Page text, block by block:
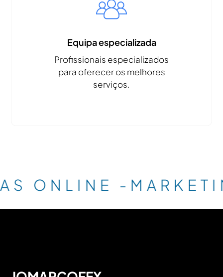
Equipa especializada
Profissionais especializados
para oferecer os melhores
serviços.
ONLINE -